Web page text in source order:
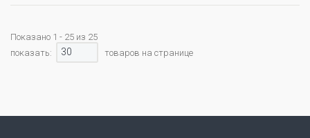
Показано 1 - 25 из 25
показать:
30 товаров на странице